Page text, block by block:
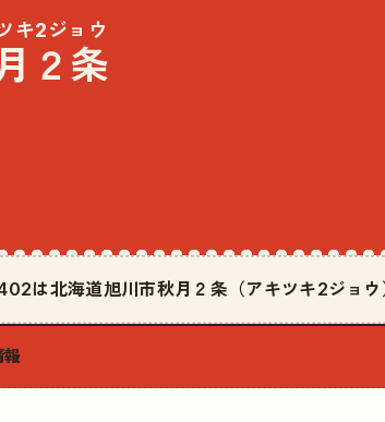
２条
キ2ジョウ
は北海道旭川市秋月２条（アキツキ2ジョウ
報